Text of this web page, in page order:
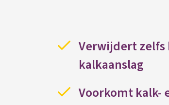
Verwijdert
kalkaanslag
Voorkomt kalk-